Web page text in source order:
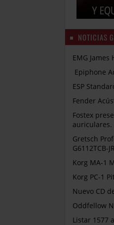
NOTICIAS
EMG
Epiphone
ESP
Fender
Fostex
auriculares.
Gretsch
G6112TCB-
Korg MA-1
Korg PC-1
Nuevo CD
Oddfellow
Listar 1577